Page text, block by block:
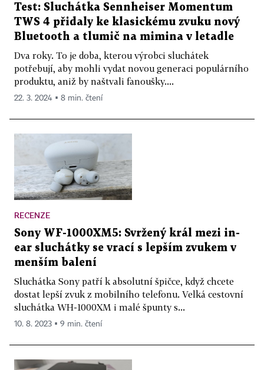
Test: Sluchátka Sennheiser Momentum
TWS 4 přidaly ke klasickému zvuku nový
Bluetooth a tlumič na mimina v letadle
Dva roky. To je doba, kterou výrobci sluchátek
potřebují, aby mohli vydat novou generaci populárního
produktu, aniž by naštvali fanoušky....
22. 3. 2024 ▪ 8 min. čtení
RECENZE
Sony WF-1000XM5: Svržený král mezi in-
ear sluchátky se vrací s lepším zvukem v
menším balení
Sluchátka Sony patří k absolutní špičce, když chcete
dostat lepší zvuk z mobilního telefonu. Velká cestovní
sluchátka WH-1000XM i malé špunty s...
10. 8. 2023 ▪ 9 min. čtení